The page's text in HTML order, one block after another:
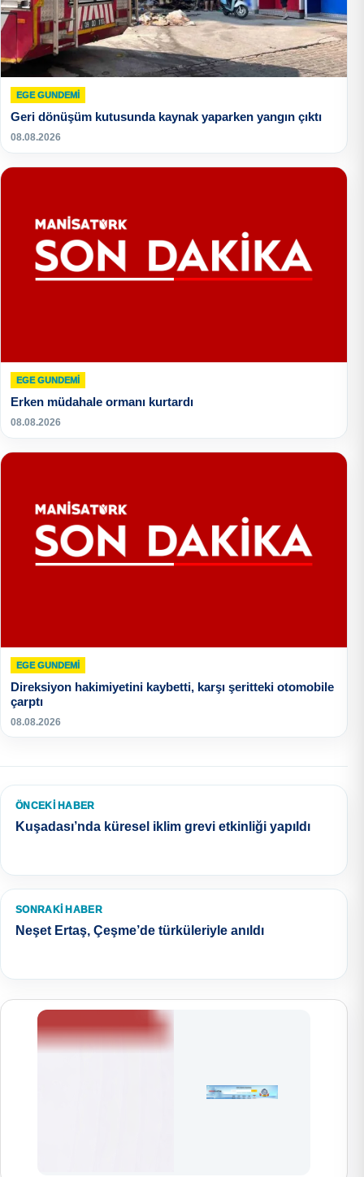
EGE GUNDEMİ
Geri dönüşüm kutusunda kaynak yaparken yangın çıktı
08.08.2026
EGE GUNDEMİ
Erken müdahale ormanı kurtardı
08.08.2026
EGE GUNDEMİ
Direksiyon hakimiyetini kaybetti, karşı şeritteki otomobile
çarptı
08.08.2026
ÖNCEKI HABER
Kuşadası’nda küresel iklim grevi etkinliği yapıldı
SONRAKI HABER
Neşet Ertaş, Çeşme’de türküleriyle anıldı